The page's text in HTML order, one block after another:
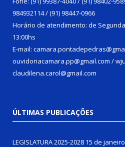
984932114 / (91) 98447-0966
Horário de atendimento: de
13:00hs
E-mail:
ouvidoriacamara.pp@gmail.com /
claudilena.carol@gmail.com
ÚLTIMAS PUBLICAÇÕES
LEGISLATURA 2025-2028 15 de